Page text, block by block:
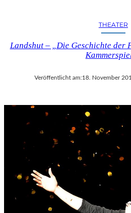
THEATER
Landshut – „Die Geschichte der
Veröffentlicht am:18. November